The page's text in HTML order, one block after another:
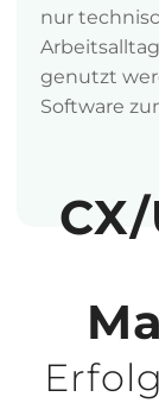
nur
genutzt
Software